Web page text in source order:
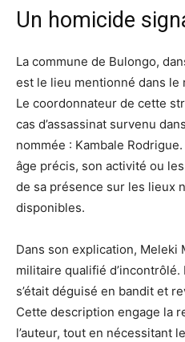
Un homicide
La commune de Bulongo,
est le lieu mentionné dans le
Le coordonnateur de cette
cas d’assassinat survenu
nommée : Kambale
âge précis, son activité ou
de sa présence sur les lieux
disponibles.
Dans son explication, Meleki
militaire qualifié d’incontrôlé.
s’était déguisé en bandit et
Cette description engage la
l’auteur, tout en nécessitant